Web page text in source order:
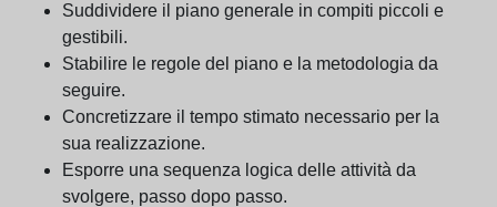
Suddividere il piano generale in compiti piccoli e
gestibili.
Stabilire le regole del piano e la metodologia da
seguire.
Concretizzare il tempo stimato necessario per la
sua realizzazione.
Esporre una sequenza logica delle attività da
svolgere, passo dopo passo.